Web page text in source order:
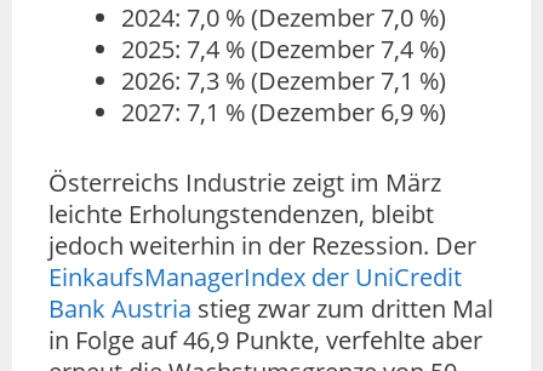
2024: 7,0 % (Dezember 7,0 %)
2025: 7,4 % (Dezember 7,4 %)
2026: 7,3 % (Dezember 7,1 %)
2027: 7,1 % (Dezember 6,9 %)
Österreichs Industrie zeigt im März
leichte Erholungstendenzen, bleibt
jedoch weiterhin in der Rezession. Der
EinkaufsManagerIndex der UniCredit
Bank Austria stieg zwar zum dritten Mal
in Folge auf 46,9 Punkte, verfehlte aber